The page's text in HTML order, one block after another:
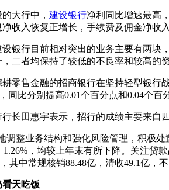
大行中， 建设银行净利同比增速最高
收入恢复正增长，手续费及佣金净收
行目前相对突出的业务主要有两块，
二者均保持了较低的不良率和较高的
售金融的招商银行在坚持轻型银行战
同比分别提高0.01个百分点和0.04个百
田惠宇表示，招行的成绩主要来自四
整业务结构和强化风险管理，积极处
1.26%，均较上年末有所下降。关注贷
其中常规核销88.48亿，清收49.1亿，
天吃饭